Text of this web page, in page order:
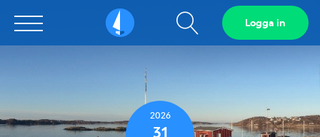
Sailarena Visa
sökfält
Logga in
2026
31